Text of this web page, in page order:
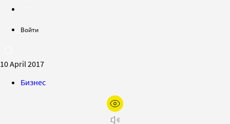
Войти
10 April 2017
Бизнес